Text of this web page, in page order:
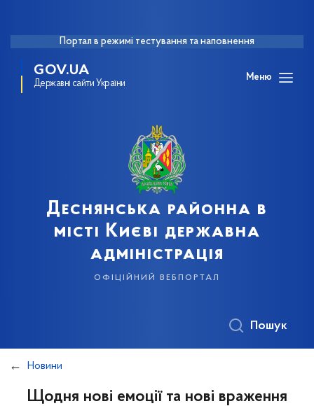
Портал в режимі тестування та наповнення
GOV.UA
Державні сайти України
Меню
Деснянська районна в
місті Києві державна
адміністрація
офіційний вебпортал
Пошук
Новини
Щодня нові емоції та нові враження